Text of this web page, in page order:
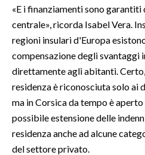
«E i finanziamenti sono garantiti
centrale», ricorda Isabel Vera.
regioni insulari d'Europa
compensazione degli svantaggi
direttamente agli abitanti.
residenza è riconosciuta solo ai
ma in Corsica da tempo è
possibile estensione delle
residenza anche ad alcune
del settore privato.